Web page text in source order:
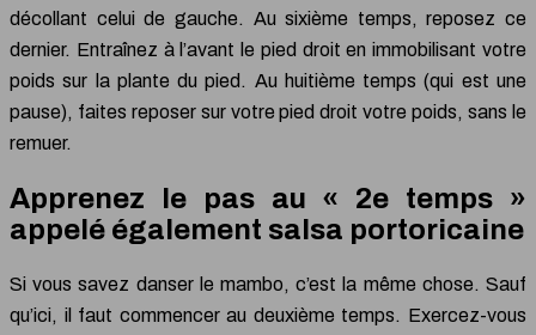
décollant celui de gauche. Au sixième temps, reposez ce
dernier. Entraînez à l’avant le pied droit en immobilisant votre
poids sur la plante du pied. Au huitième temps (qui est une
pause), faites reposer sur votre pied droit votre poids, sans le
remuer.
Apprenez le pas au « 2e temps »
appelé également salsa portoricaine
Si vous savez danser le mambo, c’est la même chose. Sauf
qu’ici, il faut commencer au deuxième temps. Exercez-vous